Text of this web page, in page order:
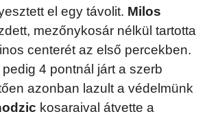
el egy távolit. Milos
mezőnykosár nélkül tartotta
centerét az első percekben.
4 pontnál járt a szerb
azonban lazult a védelmünk
kosaraival átvette a